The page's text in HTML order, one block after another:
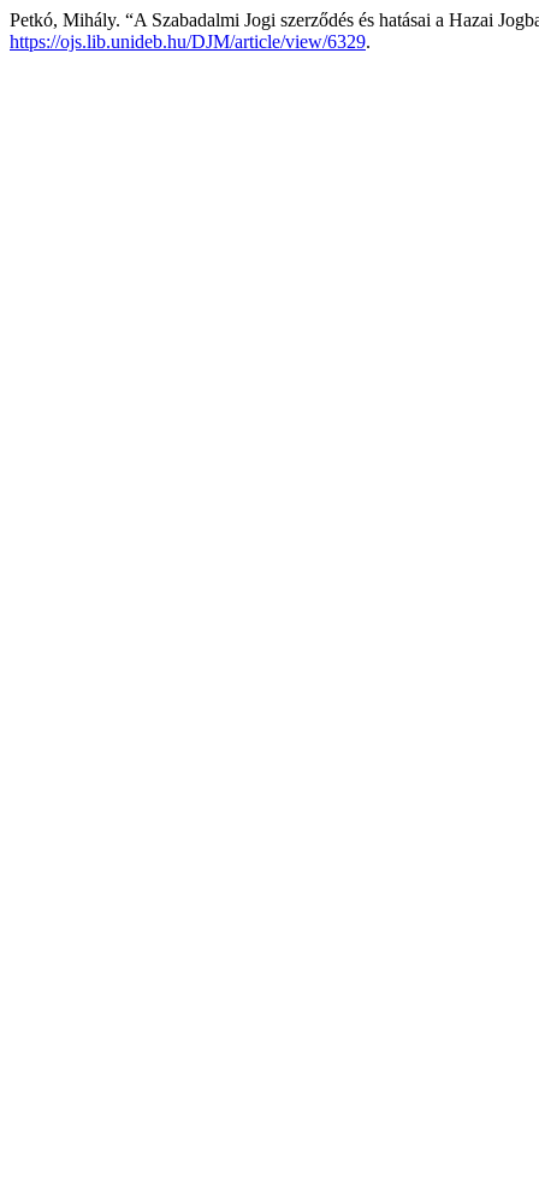
Petkó, Mihály. “A Szabadalmi Jogi szerződés és hatásai a Hazai
https://ojs.lib.unideb.hu/DJM/article/view/6329.